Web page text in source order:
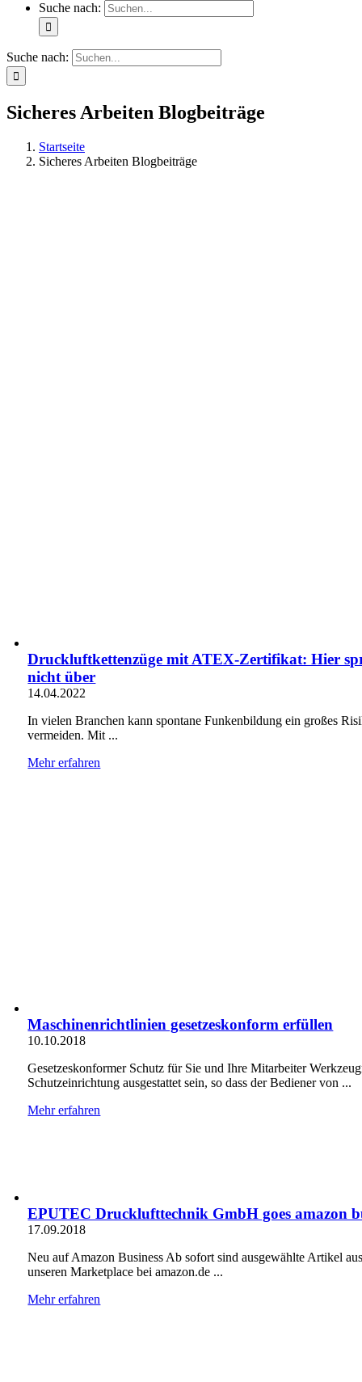
Suche nach:
Suche nach:
Sicheres Arbeiten Blogbeiträge
Startseite
Sicheres Arbeiten Blogbeiträge
Druckluftkettenzüge mit ATEX-Zertifikat: Hier
nicht über
14.04.2022
In vielen Branchen kann spontane Funkenbildung ein großes
vermeiden. Mit ...
Mehr erfahren
Maschinenrichtlinien gesetzeskonform erfüllen
10.10.2018
Gesetzeskonformer Schutz für Sie und Ihre Mitarbeiter
Schutzeinrichtung ausgestattet sein, so dass der Bediener von ...
Mehr erfahren
EPUTEC Drucklufttechnik GmbH goes amazon
17.09.2018
Neu auf Amazon Business Ab sofort sind ausgewählte Artikel
unseren Marketplace bei amazon.de ...
Mehr erfahren